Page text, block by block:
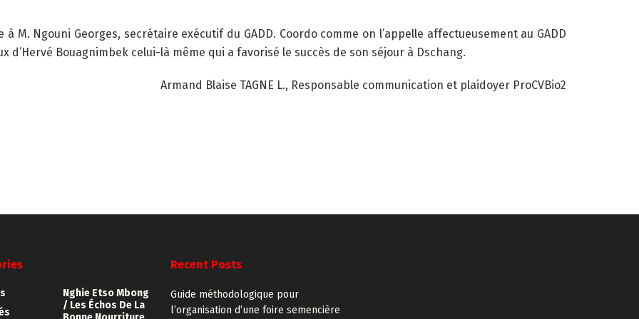
M. Ngouni Georges, secrétaire exécutif du GADD. Coordo comme on l’appelle affectueusement au GADD
d’Hervé Bouagnimbek celui-là même qui a favorisé le succès de son séjour à Dschang.
Armand Blaise TAGNE L., Responsable communication et plaidoyer ProCVBio2
Nghie Etso Mbong
/ Les Échos De La
Recent Posts
Guide méthodologique pour
l’organisation d’une foire semencière